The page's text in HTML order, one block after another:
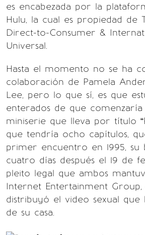
es encabezada por la
Hulu, la cual es propiedad de
Direct-to-Consumer &
Universal.
Hasta el momento no se ha
colaboración de Pamela
Lee, pero lo que sí, es que
enterados de que
miniserie que lleva por título
que tendría ocho capítulos,
primer encuentro en 1995, su
cuatro días después el 19 de
pleito legal que ambos
Internet Entertainment
distribuyó el video sexual que
de su casa.